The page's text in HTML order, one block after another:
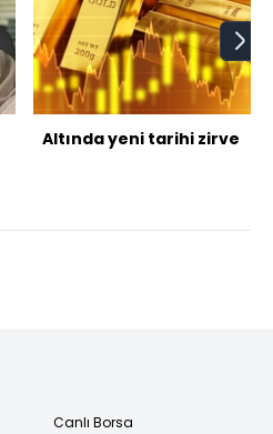
Altında yeni tarihi zirve
Canlı Borsa